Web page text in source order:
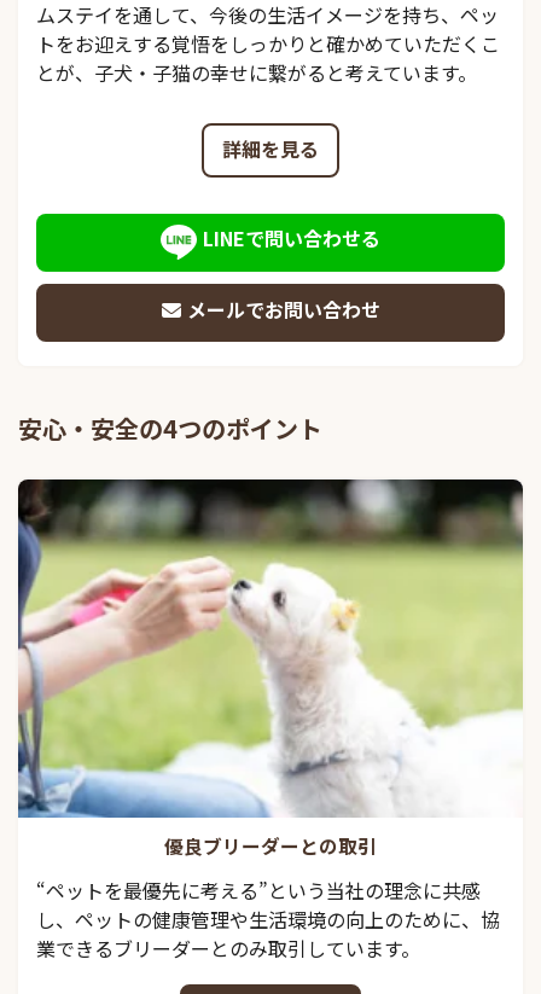
ムステイを通して、今後の生活イメージを持ち、ペッ
トをお迎えする覚悟をしっかりと確かめていただくこ
とが、子犬・子猫の幸せに繋がると考えています。
詳細を見る
LINEで問い合わせる
メールでお問い合わせ
安心・安全の4つのポイント
優良ブリーダーとの取引
“ペットを最優先に考える”という当社の理念に共感
し、ペットの健康管理や生活環境の向上のために、協
業できるブリーダーとのみ取引しています。